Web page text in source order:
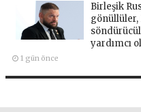
Birleşik
gönüllüler,
yardımcı
1 gün önce